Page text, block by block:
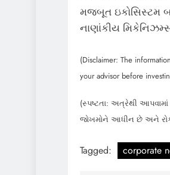
મજબૂત ઇકોસિસ્ટમ
નાણાંકીય
(Disclaimer: The
your advisor before
(સ્પષ્ટતા: અત્રેથી આપવામાં
જોખમોને આધીન છે અને
Tagged: corporate